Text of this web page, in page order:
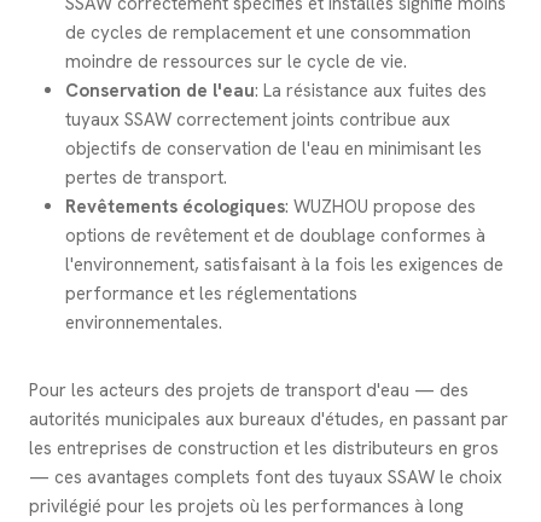
de cycles de remplacement et une consommation
moindre de ressources sur le cycle de vie.
Conservation de l'eau: La résistance aux fuites des
tuyaux SSAW correctement joints contribue aux
objectifs de conservation de l'eau en minimisant les
pertes de transport.
Revêtements écologiques: WUZHOU propose des
options de revêtement et de doublage conformes à
l'environnement, satisfaisant à la fois les exigences de
performance et les réglementations
environnementales.
Pour les acteurs des projets de transport d'eau — des
autorités municipales aux bureaux d'études, en passant par
les entreprises de construction et les distributeurs en gros
— ces avantages complets font des tuyaux SSAW le choix
privilégié pour les projets où les performances à long